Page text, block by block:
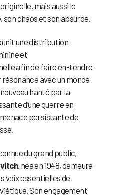
mais aussi le
son chaos et son absurde.
une distribution
et
afin de faire en-tendre
avec un monde
hanté par la
d’une guerre en
persistante de
du grand public,
, née en 1948, demeure
voix essentielles de
Son engagement